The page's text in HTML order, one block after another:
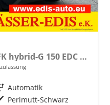
Journey Carplay+SHZ+RFK hybrid-G 150 EDC 4x4
Getriebe Automatik
Außenfarbe Perlmutt-Schwarz